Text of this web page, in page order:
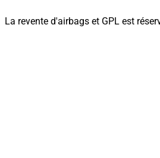
La revente d'airbags et GPL est